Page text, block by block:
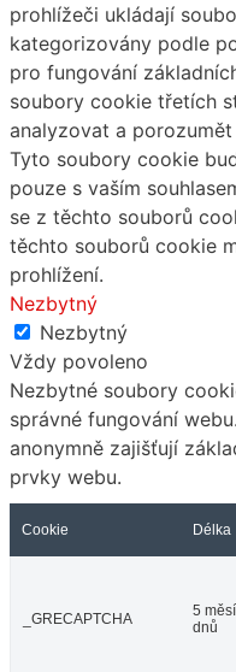
prohlížeči ukládají
kategorizovány podle
pro fungování
soubory cookie třetích
analyzovat a
Tyto soubory cookie
pouze s vaším
se z těchto souborů
těchto souborů cookie
prohlížení.
Nezbytný
Nezbytný
Vždy povoleno
Nezbytné soubory
správné fungování
anonymně zajišťují
prvky webu.
Cookie Délka
_GRECAPTCHA
5
dnů